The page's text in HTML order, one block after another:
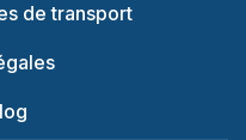
de transport